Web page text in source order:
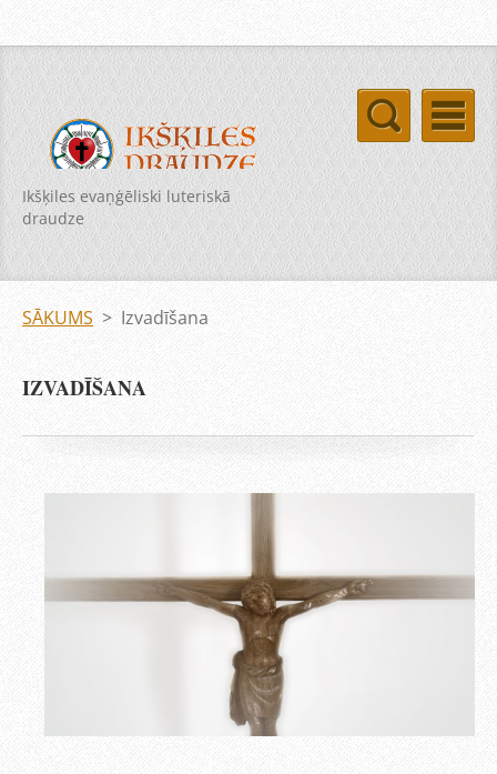
Ikšķiles evaņģēliski luteriskā
draudze
SĀKUMS > Izvadīšana
IZVADĪŠANA